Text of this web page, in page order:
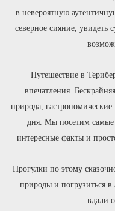
в невероятную
северное сияние,
Путешествие в
впечатления.
природа,
дня. Мы посетим самые
интересные факты и
Прогулки по этому
природы и погрузиться в
вдали